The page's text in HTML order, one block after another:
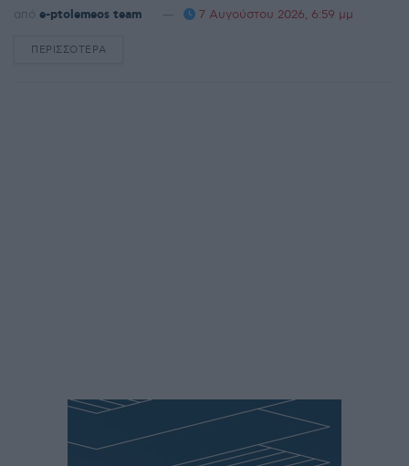
από e-ptolemeos team 7 Αυγούστου 2026, 6:59 μμ
ΠΕΡΙΣΣΌΤΕΡΑ